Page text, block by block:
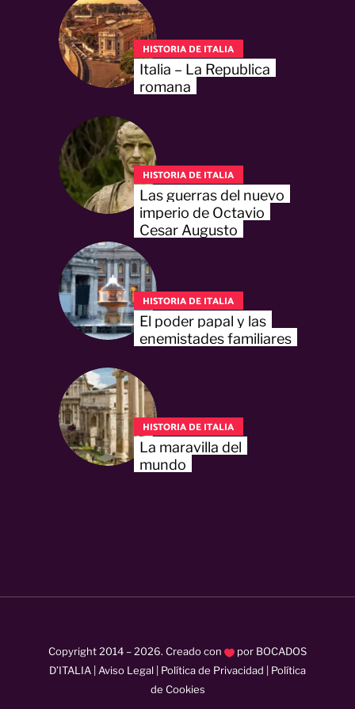
HISTORIA DE ITALIA
Italia – La Republica
romana
HISTORIA DE ITALIA
Las guerras del nuevo
imperio de Octavio
Cesar Augusto
HISTORIA DE ITALIA
El poder papal y las
enemistades familiares
HISTORIA DE ITALIA
La maravilla del
mundo
Copyright 2014 –2026. Creado con por BOCADOS
D’ITALIA Aviso Legal Política de Privacidad
Política
de Cookies